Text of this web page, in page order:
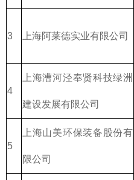
3 上海阿莱德实业有限公司
4
上海漕河泾奉贤科技绿洲
建设发展有限公司
5
上海山美环保装备股份有
限公司